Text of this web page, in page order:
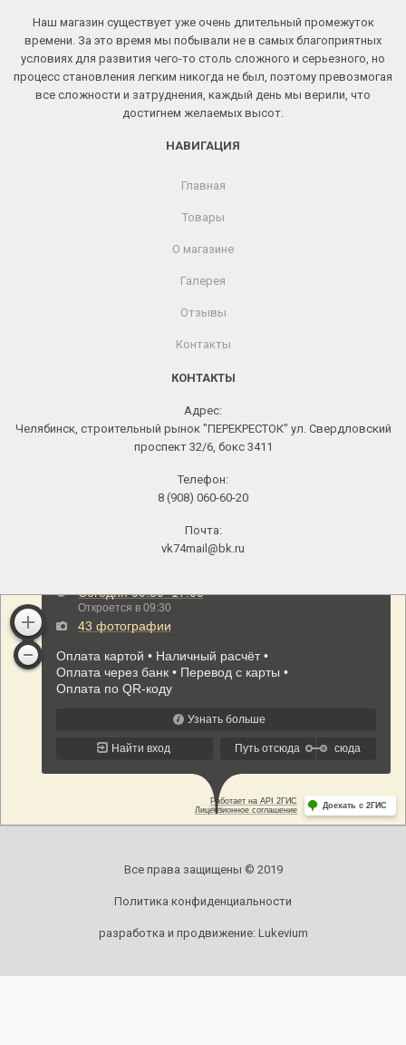
Наш магазин существует уже очень длительный промежуток
времени. За это время мы побывали не в самых благоприятных
условиях для развития чего-то столь сложного и серьезного, но
процесс становления легким никогда не был, поэтому превозмогая
все сложности и затруднения, каждый день мы верили, что
достигнем желаемых высот.
НАВИГАЦИЯ
Главная
Товары
О магазине
Галерея
Отзывы
Контакты
КОНТАКТЫ
Адрес:
Челябинск, строительный рынок "ПЕРЕКРЕСТОК" ул. Свердловский
проспект 32/6, бокс 3411
Телефон:
8 (908) 060-60-20
Почта:
vk74mail@bk.ru
Все права защищены © 2019
Политика конфиденциальности
разработка и продвижение: Lukevium